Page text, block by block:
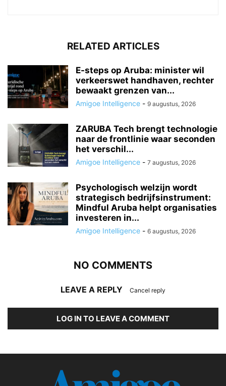
RELATED ARTICLES
E-steps op Aruba: minister wil
verkeerswet handhaven, rechter
bewaakt grenzen van...
Amigoe Intelligence - 9 augustus, 2026
ZARUBA Tech brengt technologie
naar de frontlinie waar seconden
het verschil...
Amigoe Intelligence - 7 augustus, 2026
Psychologisch welzijn wordt
strategisch bedrijfsinstrument:
Mindful Aruba helpt organisaties
investeren in...
Amigoe Intelligence - 6 augustus, 2026
NO COMMENTS
LEAVE A REPLY Cancel reply
LOG IN TO LEAVE A COMMENT